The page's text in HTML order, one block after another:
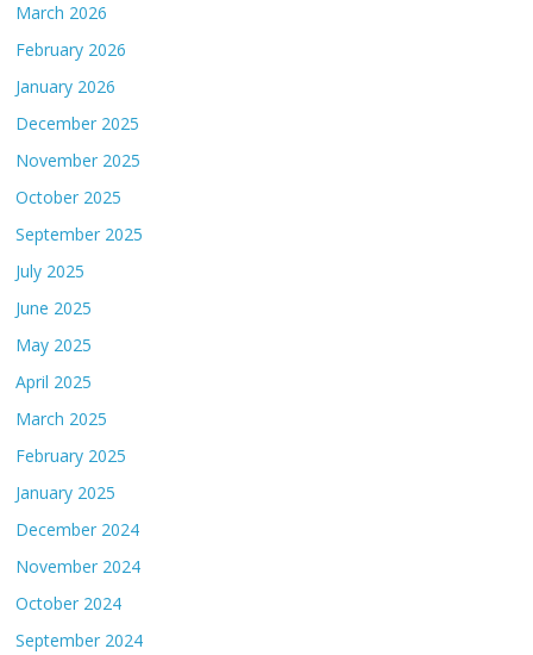
March 2026
February 2026
January 2026
December 2025
November 2025
October 2025
September 2025
July 2025
June 2025
May 2025
April 2025
March 2025
February 2025
January 2025
December 2024
November 2024
October 2024
September 2024